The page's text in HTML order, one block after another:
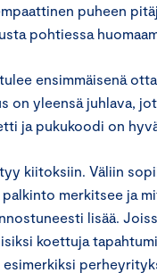
puheen
pohtiessa
ensimmäisenä
on yleensä juhlava,
ja pukukoodi on
kiitoksiin. Väliin
merkitsee ja
lisää.
koettuja